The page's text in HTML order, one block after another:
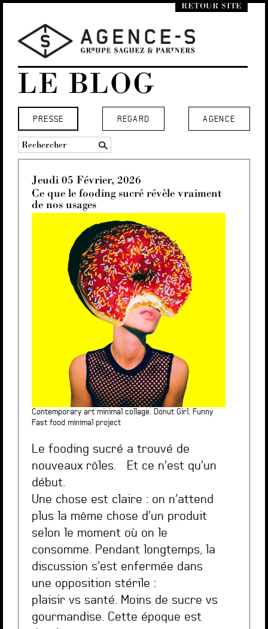
RETOUR SITE
LE BLOG
AGENCE
PRESSE REGARD
Jeudi 05 Février, 2026
Ce que le fooding sucré révèle vraiment
de nos usages
Contemporary art minimal collage. Donut Girl. Funny
Fast food minimal project
Le fooding sucré a trouvé de
nouveaux rôles. Et ce n’est qu’un
début.
Une chose est claire : on n’attend
plus la même chose d’un produit
selon le moment où on le
consomme. Pendant longtemps, la
discussion s’est enfermée dans
une opposition stérile :
plaisir vs santé. Moins de sucre vs
gourmandise. Cette époque est